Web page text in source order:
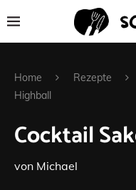
Home Rezepte
Highball
Cocktail
von Michael